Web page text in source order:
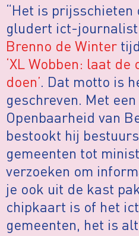
“Het is prijsschieten
gludert ict-
Brenno de Winter
‘XL Wobben: laat
doen’. Dat motto is
geschreven. Met
Openbaarheid van
bestookt hij
gemeenten tot
verzoeken om
je ook uit de kast
chipkaart is of het
gemeenten, het is